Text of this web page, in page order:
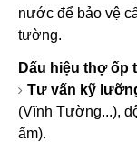
nước để bảo vệ
tường.
Dấu hiệu thợ ốp
Tư vấn kỹ
(Vĩnh Tường...),
ẩm).